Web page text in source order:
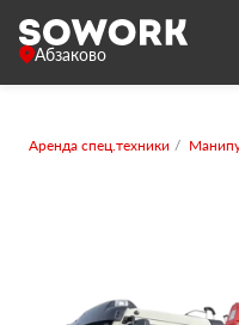
Абзаково
Аренда спец.техники